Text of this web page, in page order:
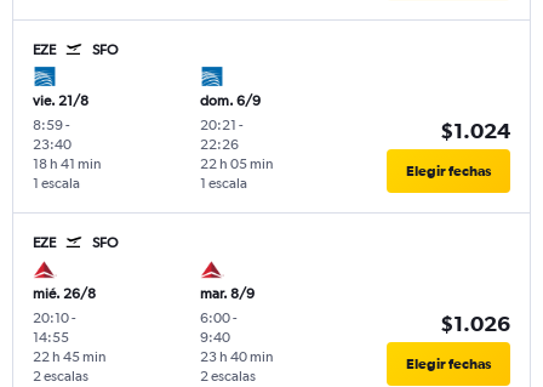
EZE SFO
vie. 21/8
8:59-
23:40
1 escala
18 h 41 min
dom. 6/9
20:21 -
22:26
1 escala
22 h 05 min
$1.024
Elegir fechas
EZE SFO
mié. 26/8
20:10-
14:55
2 escalas
22 h 45 min
mar. 8/9
6:00-
9:40
2 escalas
23 h 40 min
$1.026
Elegir fechas